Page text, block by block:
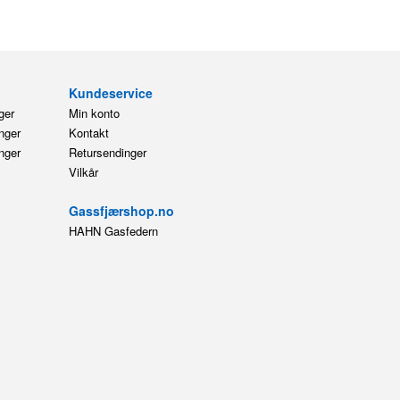
Kundeservice
Min konto
Kontakt
Retursendinger
Vilkår
Gassfjærshop.no
HAHN Gasfedern